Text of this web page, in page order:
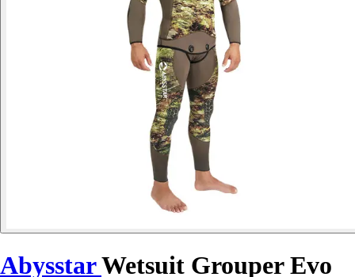
AbysstarWetsuit Grouper Evo